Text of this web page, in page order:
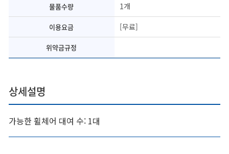
물품수량 1개
이용요금 [무료]
위약금규정
상세설명
가능한 휠체어 대여 수: 1대